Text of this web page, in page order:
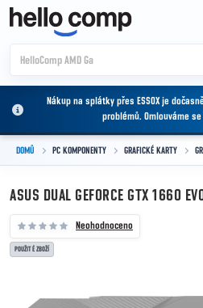
Přejít na obsah
Nákup na splátky přes ESSOX je
problémů. Omlouváme
DOMŮ PC KOMPONENTY GRAFICKÉ KARTY
ASUS DUAL GEFORCE GTX 1660
Neohodnoceno
POUŽITÉ ZBOŽÍ